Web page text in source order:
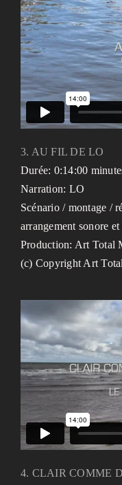
3. AU FIL DE LO
Durée: 0:14:00
Narration: LO
Scénario / montage /
arrangement sonore
Production: Art Total
(c) Copyright Art
4. CLAIR COMME